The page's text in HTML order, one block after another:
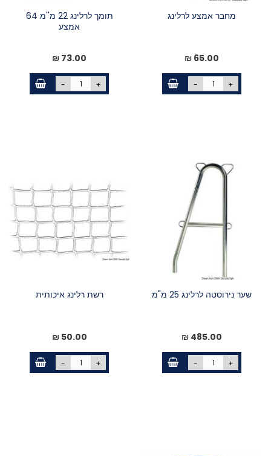
מחבר אמצע לרלינג
65.00 ₪
- +
תומך לרלינג 22 מ''מ 64
אמצע
73.00 ₪
- +
שער נירוסטה לרלינג 25 מ"מ
485.00 ₪
- +
רשת רלינג איכותית
50.00 ₪
- +